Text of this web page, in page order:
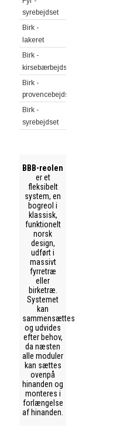
syrebejdset
Birk -
lakeret
Birk -
kirsebærbejdset
Birk -
provencebejdset
Birk -
syrebejdset
BBB-reolen
er et
fleksibelt
system, en
bogreol i
klassisk,
funktionelt
norsk
design,
udført i
massivt
fyrretræ
eller
birketræ.
Systemet
kan
sammensættes
og udvides
efter behov,
da næsten
alle moduler
kan sættes
ovenpå
hinanden og
monteres i
forlængelse
af hinanden.